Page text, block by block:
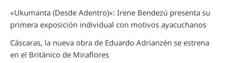
«Ukumanta (Desde Adentro)»: Irene Bendezú presenta su
primera exposición individual con motivos ayacuchanos
Cáscaras, la nueva obra de Eduardo Adrianzén se estrena
en el Británico de Miraflores